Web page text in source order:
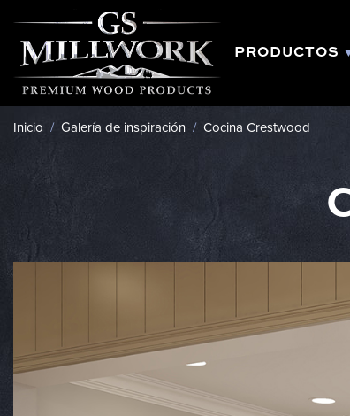
contenido
PRODUCTOS
Inicio / Galería de inspiración / Cocina Crestwood